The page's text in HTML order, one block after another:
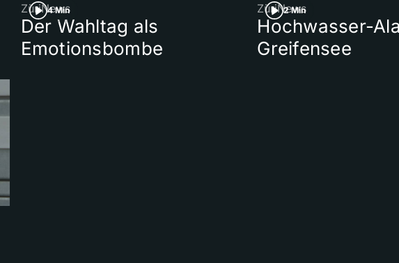
4 Min
ZüriNews
Der Wahltag als
Emotionsbombe
2 Min
ZüriNews
Hochwasser-
Greifensee